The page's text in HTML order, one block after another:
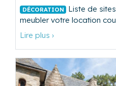
DÉCORATION
Liste de
meubler votre location
Lire plus ›